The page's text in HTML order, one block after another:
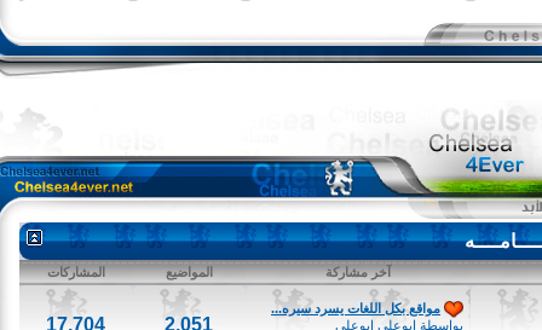
آخر مشاركة المواضيع المشاركات
مواقع بكل اللغات يسرد سيره...
بواسطةابوعلى ابوعلى 2,051
17,704